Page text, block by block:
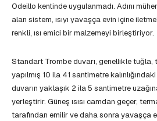
Odeillo kentinde uygulanmadı. Adını
alan sistem, ısıyı yavaşça evin içine
renkli, ısı emici bir malzemeyi birleştiriyor.
Standart Trombe duvarı, genellikle
yapılmış 10 ila 41 santimetre
duvarın yaklaşık 2 ila 5 santimetre
yerleştirir. Güneş ısısı camdan geçer,
tarafından emilir ve daha sonra yavaşça